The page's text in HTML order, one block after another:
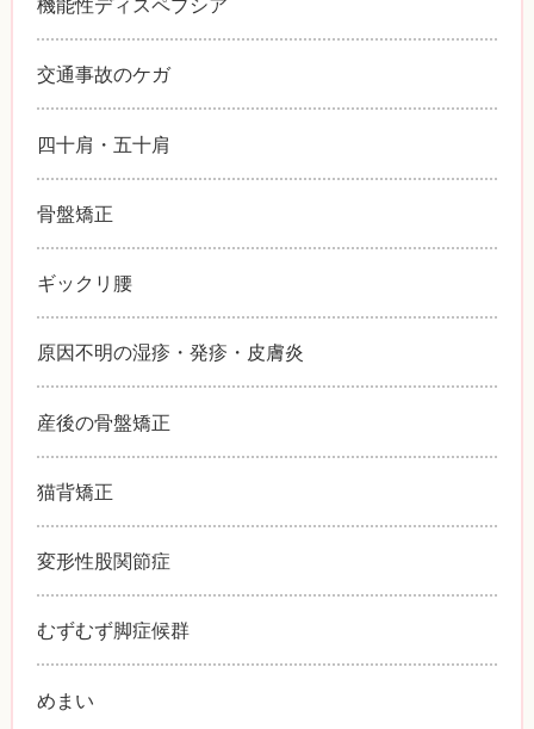
機能性ディスペプシア
交通事故のケガ
四十肩・五十肩
骨盤矯正
ギックリ腰
原因不明の湿疹・発疹・皮膚炎
産後の骨盤矯正
猫背矯正
変形性股関節症
むずむず脚症候群
めまい